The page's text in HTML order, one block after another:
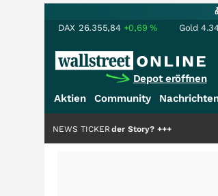
DAX 26.355,84 +0,69% Gold
Depot eröffnen
Aktien Community
die Hälfte der Story?+++
NEWS TICKER